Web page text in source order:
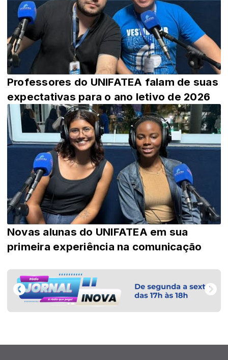
Professores do UNIFATEA falam de suas
expectativas para o ano letivo de 2026
Novas alunas do UNIFATEA em sua
primeira experiência na comunicação